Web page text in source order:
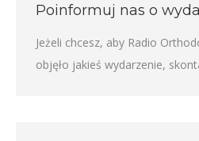
Poinformuj nas o
Jeżeli chcesz, aby Radio
objęło jakieś wydarzenie,